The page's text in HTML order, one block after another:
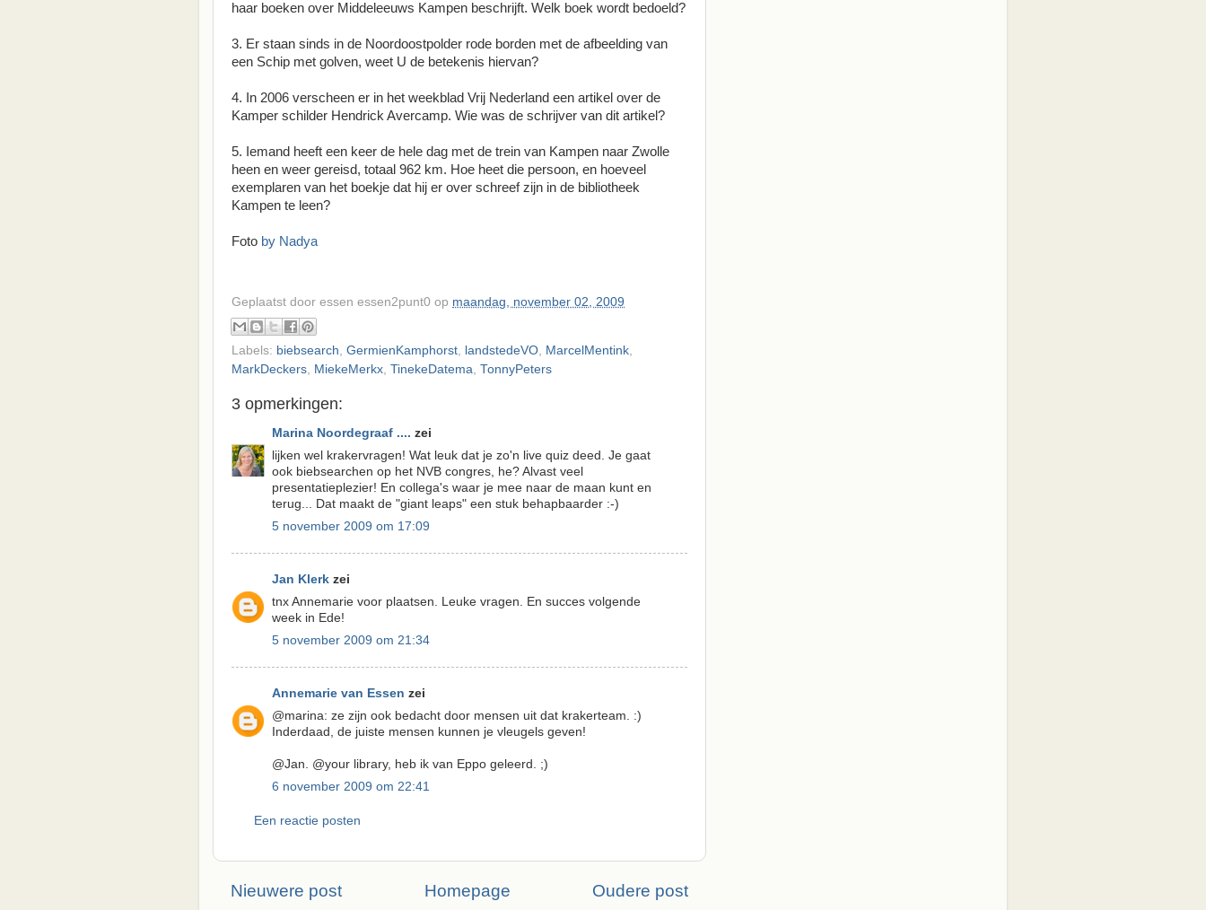
haar boeken over Middeleeuws Kampen beschrijft. Welk boek wordt bedoeld?
3. Er staan sinds in de Noordoostpolder rode borden met de afbeelding van
een Schip met golven, weet U de betekenis hiervan?
4. In 2006 verscheen er in het weekblad Vrij Nederland een artikel over de
Kamper schilder Hendrick Avercamp. Wie was de schrijver van dit artikel?
5. Iemand heeft een keer de hele dag met de trein van Kampen naar Zwolle
heen en weer gereisd, totaal 962 km. Hoe heet die persoon, en hoeveel
exemplaren van het boekje dat hij er over schreef zijn in de bibliotheek
Kampen te leen?
Foto by Nadya
Geplaatst door essen essen2punt0 op maandag, november 02, 2009
Labels: biebsearch GermienKamphorst landstedeVO MarcelMentink
MarkDeckers MiekeMerkx TinekeDatema TonnyPeters
3 opmerkingen:
Marina Noordegraaf .... zei
lijken wel krakervragen! Wat leuk dat je zo'n live quiz deed. Je gaat
ook biebsearchen op het NVB congres, he? Alvast veel
presentatieplezier! En collega's waar je mee naar de maan kunt en
terug... Dat maakt de "giant leaps" een stuk behapbaarder :-)
5 november 2009 om 17:09
Jan Klerk zei
tnx Annemarie voor plaatsen. Leuke vragen. En succes volgende
week in Ede!
5 november 2009 om 21:34
Annemarie van Essen zei
@marina: ze zijn ook bedacht door mensen uit dat krakerteam. :)
Inderdaad, de juiste mensen kunnen je vleugels geven!
@Jan. @your library, heb ik van Eppo geleerd. ;)
6 november 2009 om 22:41
Een reactie posten
Nieuwere post Oudere post
Homepage